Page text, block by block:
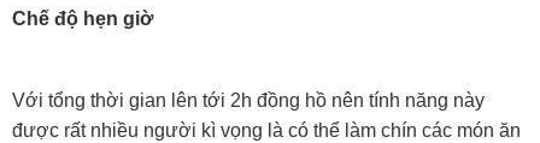
Chế độ hẹn giờ
Với tổng thời gian lên tới 2h đồng hồ nên tính năng này
được rất nhiều người kì vọng là có thể làm chín các món ăn